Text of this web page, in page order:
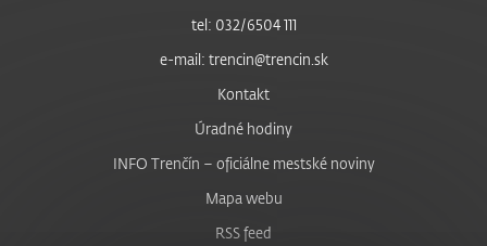
tel: 032/6504 111
e-mail: trencin@trencin.sk
Kontakt
Úradné hodiny
INFO Trenčín – oficiálne mestské noviny
Mapa webu
RSS feed